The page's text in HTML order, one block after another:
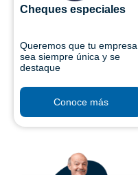
Cheques especiales
Queremos que tu empresa
sea siempre única y se
destaque
Conoce más